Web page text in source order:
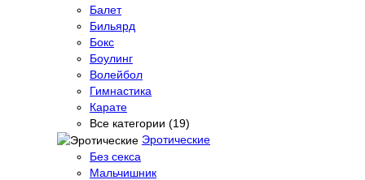
Балет
Бильярд
Бокс
Боулинг
Волейбол
Гимнастика
Карате
Все категории (19)
Эротические
Без секса
Мальчишник